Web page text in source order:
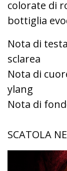
colorate di
bottiglia
Nota di
sclarea
Nota di
ylang
Nota di
SCATOLA